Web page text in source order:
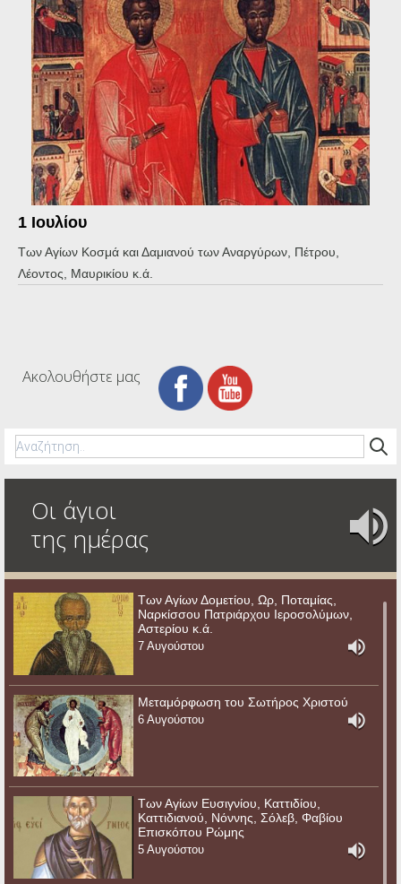
1 Ιουλίου
Των Αγίων Κοσμά και Δαμιανού των Αναργύρων, Πέτρου,
Λέοντος, Μαυρικίου κ.ά.
Ακολουθήστε μας
Οι άγιοι
της ημέρας
Των Αγίων Δομετίου, Ωρ, Ποταμίας,
Ναρκίσσου Πατριάρχου Ιεροσολύμων,
Αστερίου κ.ά.
7 Αυγούστου
Μεταμόρφωση του Σωτήρος Χριστού
6 Αυγούστου
Των Αγίων Ευσιγνίου, Καττιδίου,
Καττιδιανού, Νόννης, Σόλεβ, Φαβίου
Επισκόπου Ρώμης
5 Αυγούστου